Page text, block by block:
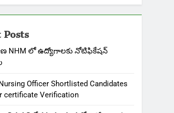
NHM లో ఉద్యోగాలకు నోటిఫికేషన్
Officer Shortlisted Candidates
certificate Verification